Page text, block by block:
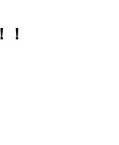
！